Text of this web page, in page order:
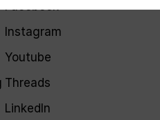
Facebook
Instagram
Youtube
Threads
LinkedIn